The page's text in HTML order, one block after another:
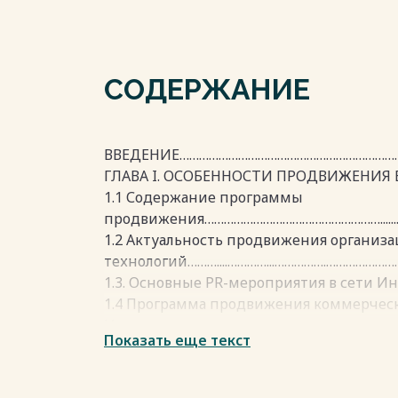
СОДЕРЖАНИЕ
ГЛАВА I. ОСОБЕННОСТИ ПРОДВИЖЕНИЯ
1.1 Содержание программы
1.2 Актуальность продвижения
1.3. Основные PR-мероприятия в сети
1.4 Программа продвижения
1.5 PR в
Показать еще текст